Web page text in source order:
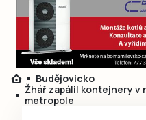
Přihlásit
Budějovicko
Žhář zapálil kontejnery v
metropole